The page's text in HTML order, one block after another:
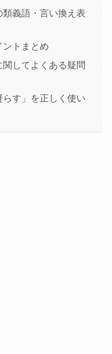
類義語・言い換え表
ントまとめ
関してよくある疑問
らす」を正しく使い